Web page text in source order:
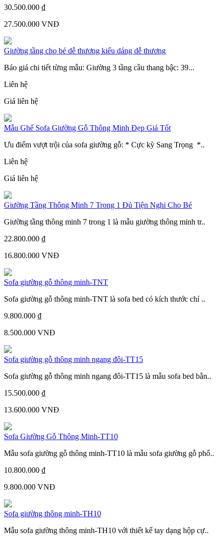
30.500.000 ₫
27.500.000 VNĐ
Giường tầng cho bé dễ thương kiểu dáng dễ thương
Báo giá chi tiết từng mẫu: Giường 3 tầng cầu thang bậc: 39...
Liên hệ
Giá liên hệ
Mẫu Ghế Sofa Giường Gỗ Thông Minh Đẹp Giá Tốt
Ưu điểm vượt trội của sofa giường gỗ: * Cực kỳ Sang Trọng *..
Liên hệ
Giá liên hệ
Giường Tầng Thông Minh 7 Trong 1 Đủ Tiện Nghi Cho Bé
Giường tầng thông minh 7 trong 1 là mẫu giường thông minh tr..
22.800.000 ₫
16.800.000 VNĐ
Sofa giường gỗ thông minh-TNT
Sofa giường gỗ thông minh-TNT là sofa bed có kích thước chỉ ..
9.800.000 ₫
8.500.000 VNĐ
Sofa giường gỗ thông minh ngang đôi-TT15
Sofa giường gỗ thông minh ngang đôi-TT15 là mẫu sofa bed bằn..
15.500.000 ₫
13.600.000 VNĐ
Sofa Giường Gỗ Thông Minh-TT10
Mẫu sofa giường gỗ thông minh-TT10 là mẫu sofa giường gỗ phổ..
10.800.000 ₫
9.800.000 VNĐ
Sofa giường thông minh-TH10
Mẫu sofa giường thông minh-TH10 với thiết kế tay dạng hộp cự..